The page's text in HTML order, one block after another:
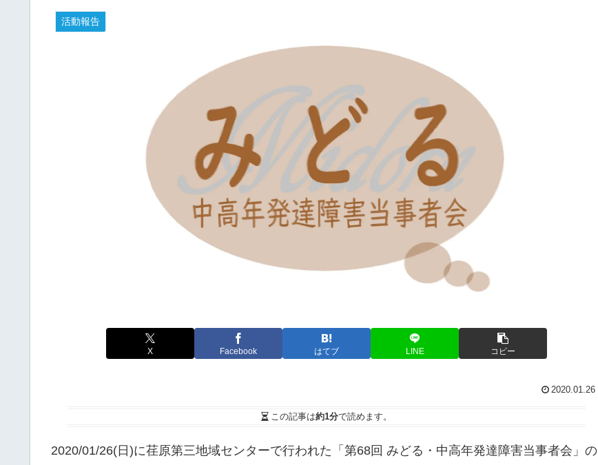
活動報告
X Facebook はてブ LINE コピー
2020.01.26
この記事は約1分で読めます。
2020/01/26(日)に荏原第三地域センターで行われた「第68回 みどる・中高年発達障害当事者会」の